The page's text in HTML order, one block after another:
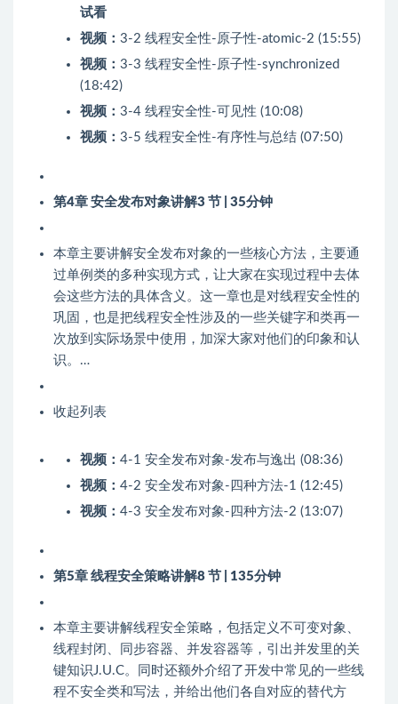
试看
视频： 3-2 线程安全性-原子性-atomic-2 (15:55)
视频： 3-3 线程安全性-原子性-synchronized
(18:42)
视频： 3-4 线程安全性-可见性 (10:08)
视频： 3-5 线程安全性-有序性与总结 (07:50)
第4章 安全发布对象讲解3 节 | 35分钟
本章主要讲解安全发布对象的一些核心方法，主要通
过单例类的多种实现方式，让大家在实现过程中去体
会这些方法的具体含义。这一章也是对线程安全性的
巩固，也是把线程安全性涉及的一些关键字和类再一
次放到实际场景中使用，加深大家对他们的印象和认
识。…
收起列表
视频： 4-1 安全发布对象-发布与逸出 (08:36)
视频： 4-2 安全发布对象-四种方法-1 (12:45)
视频： 4-3 安全发布对象-四种方法-2 (13:07)
第5章 线程安全策略讲解8 节 | 135分钟
本章主要讲解线程安全策略，包括定义不可变对象、
线程封闭、同步容器、并发容器等，引出并发里的关
键知识J.U.C。同时还额外介绍了开发中常见的一些线
程不安全类和写法，并给出他们各自对应的替代方